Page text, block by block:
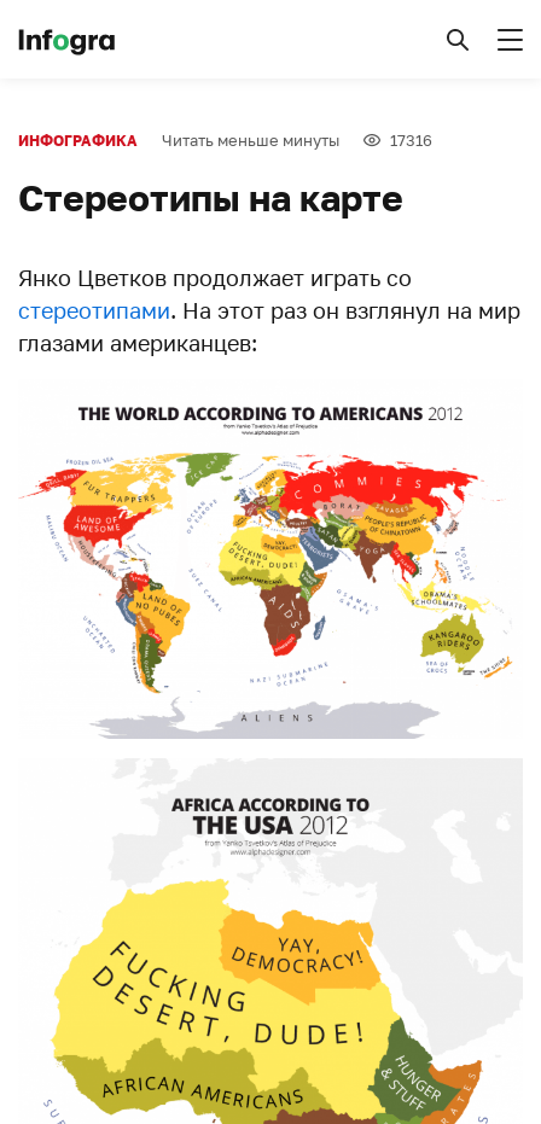
ИНФОГРАФИКА Читать меньше минуты 17316
Стереотипы на карте
Янко Цветков продолжает играть со
стереотипами. На этот раз он взглянул на мир
глазами американцев: